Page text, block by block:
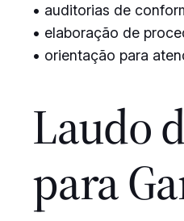
• auditorias de
• elaboração de
• orientação para
Laudo
para